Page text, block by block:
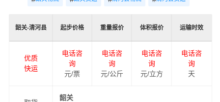
韶关-清河县 起步价格 重量报价 体积报价 运输时效
优质
快运
电话咨
询
元/票
电话咨
询
元/公斤
电话咨
询
元/立方
电话咨
询
天
韶关